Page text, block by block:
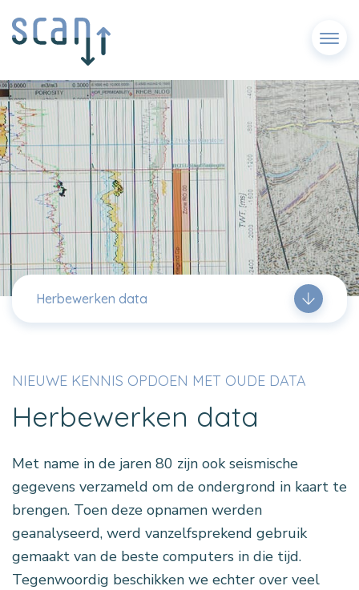
Menu
Herbewerken data
NIEUWE KENNIS OPDOEN MET OUDE DATA
Herbewerken data
Met name in de jaren 80 zijn ook seismische
gegevens verzameld om de ondergrond in kaart te
brengen. Toen deze opnamen werden
geanalyseerd, werd vanzelfsprekend gebruik
gemaakt van de beste computers in die tijd.
Tegenwoordig beschikken we echter over veel